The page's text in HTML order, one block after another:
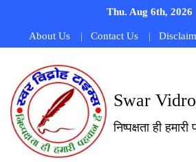
Thu. Aug 6th, 2026
About Us Contact Us
Swar
निष्पक्षता ही